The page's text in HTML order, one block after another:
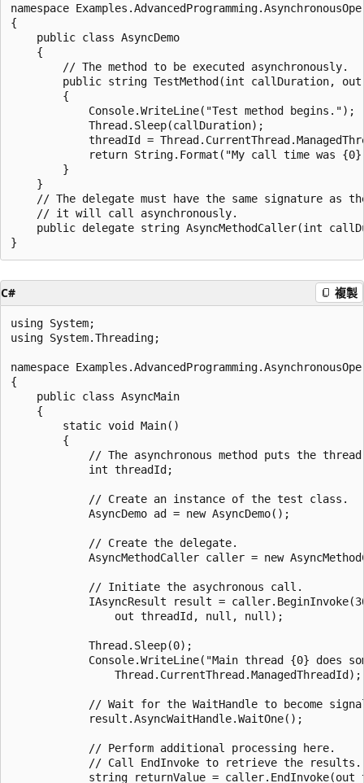
namespace
{
    public class AsyncDemo
    {
        // The method to be executed asynchronously.
public string TestMethod(int callDuration,
        {
            Console.WriteLine("Test method begins.");
            Thread.Sleep(callDuration);
threadId =
return String.Format("My call time was
        }
    }
// The delegate must have the same signature as
    // it will call asynchronously.
public delegate string AsyncMethodCaller(int
C# 複製
using System;
using System.Threading;
namespace
{
    public class AsyncMain
    {
        static void Main()
        {
// The asynchronous method puts the
            int threadId;
            // Create an instance of the test class.
            AsyncDemo ad = new AsyncDemo();
            // Create the delegate.
AsyncMethodCaller caller = new
            // Initiate the asychronous call.
IAsyncResult result =
                out threadId, null, null);
            Thread.Sleep(0);
Console.WriteLine("Main thread {0} does
                Thread.CurrentThread.ManagedThreadId);
// Wait for the WaitHandle to become
            result.AsyncWaitHandle.WaitOne();
            // Perform additional processing here.
            // Call EndInvoke to retrieve the results.
string returnValue = caller.EndInvoke(out